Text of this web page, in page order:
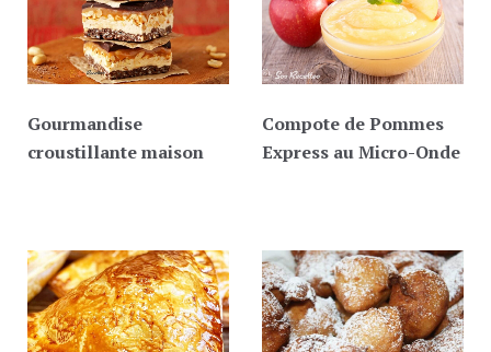
Gourmandise
croustillante maison
Compote de Pommes
Express au Micro-Onde